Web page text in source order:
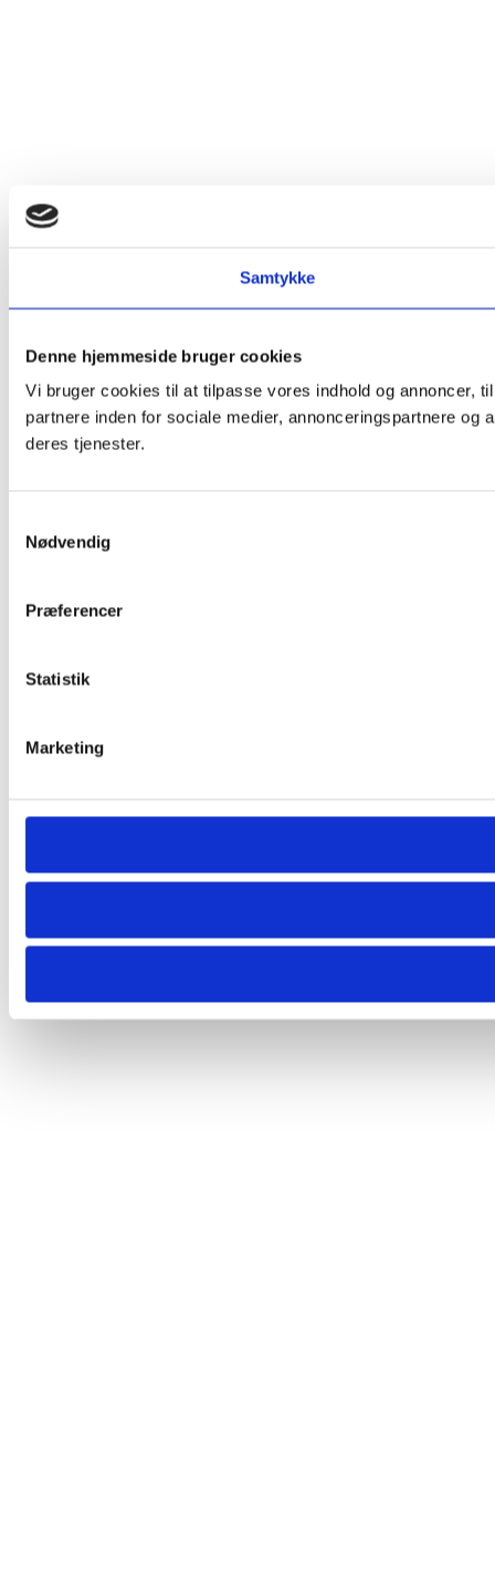
Samtykke
Denne hjemmeside bruger cookies
Vi bruger cookies til at tilpasse vores indhold og annoncer,
partnere inden for sociale medier, annonceringspartnere
deres tjenester.
Nødvendig
Præferencer
Statistik
Marketing